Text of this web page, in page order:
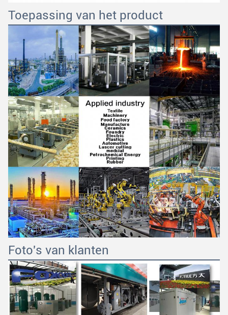
Toepassing van het product
Foto's van klanten